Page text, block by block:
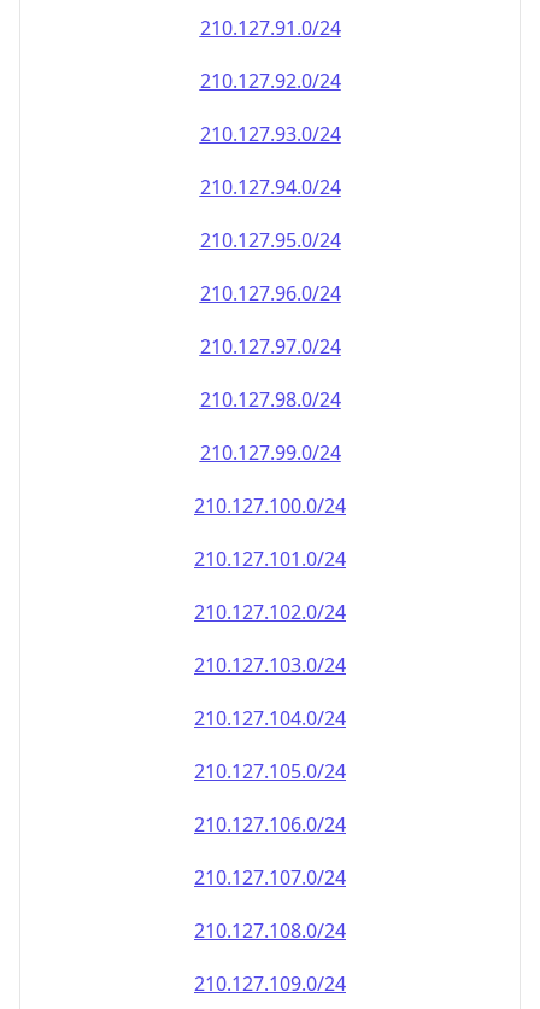
210.127.91.0/24
210.127.92.0/24
210.127.93.0/24
210.127.94.0/24
210.127.95.0/24
210.127.96.0/24
210.127.97.0/24
210.127.98.0/24
210.127.99.0/24
210.127.100.0/24
210.127.101.0/24
210.127.102.0/24
210.127.103.0/24
210.127.104.0/24
210.127.105.0/24
210.127.106.0/24
210.127.107.0/24
210.127.108.0/24
210.127.109.0/24